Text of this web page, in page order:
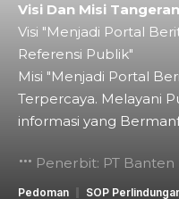
Visi Dan Misi
Visi "Menjadi Portal
Referensi Publik"
Misi "Menjadi Portal
Terpercaya. Melayani
informasi yang
Penerbit: PT
Pedoman SOP